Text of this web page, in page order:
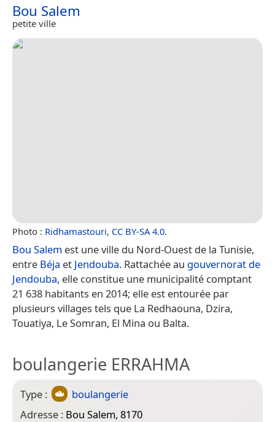
Bou Salem
petite ville
Photo : Ridhamastouri, CC BY-SA 4.0.
Bou Salem est une ville du Nord-Ouest de la Tunisie,
entre Béja et Jendouba. Rattachée au gouvernorat de
Jendouba, elle constitue une municipalité comptant
21 638 habitants en 2014; elle est entourée par
plusieurs villages tels que La Redhaouna, Dzira,
Touatiya, Le Somran, El Mina ou Balta.
boulangerie ERRAHMA
Type :
boulangerie
Adresse : Bou Salem, 8170